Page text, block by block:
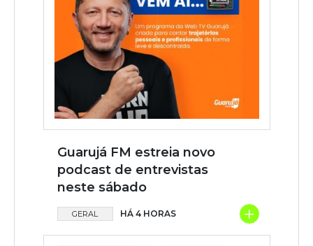
Guarujá FM estreia novo
podcast de entrevistas
neste sábado
GERAL HÁ 4 HORAS +